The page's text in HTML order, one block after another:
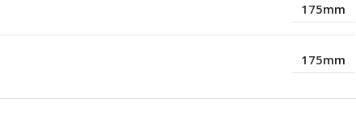
175mm
175mm